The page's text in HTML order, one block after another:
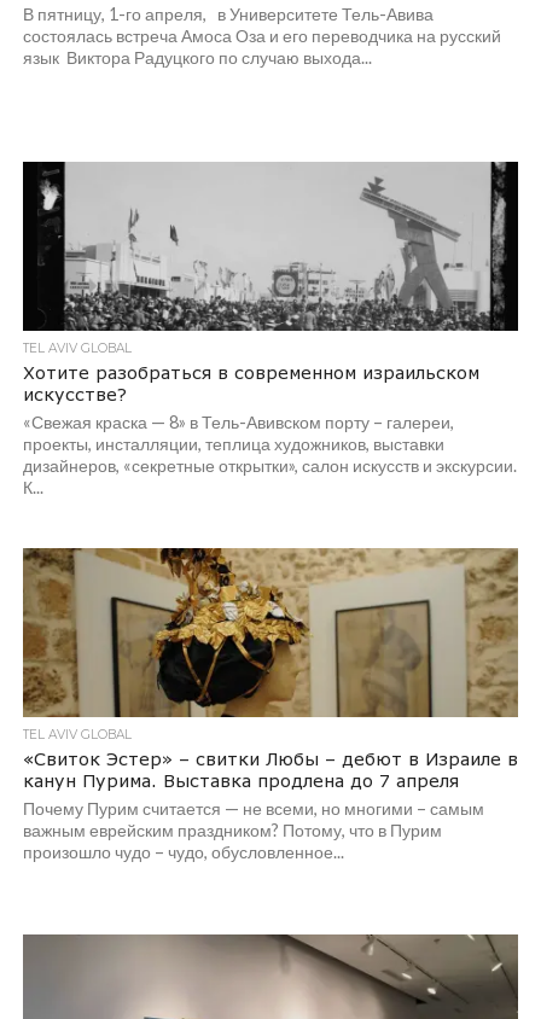
В пятницу, 1-го апреля, в Университете Тель-Авива
состоялась встреча Амоса Оза и его переводчика на русский
язык Виктора Радуцкого по случаю выхода...
TEL AVIV GLOBAL
Хотите разобраться в современном израильском
искусстве?
«Свежая краска — 8» в Тель-Авивском порту – галереи,
проекты, инсталляции, теплица художников, выставки
дизайнеров, «секретные открытки», салон искусств и экскурсии.
К...
TEL AVIV GLOBAL
«Свиток Эстер» – свитки Любы – дебют в Израиле в
канун Пурима. Выставка продлена до 7 апреля
Почему Пурим считается — не всеми, но многими – самым
важным еврейским праздником? Потому, что в Пурим
произошло чудо – чудо, обусловленное...